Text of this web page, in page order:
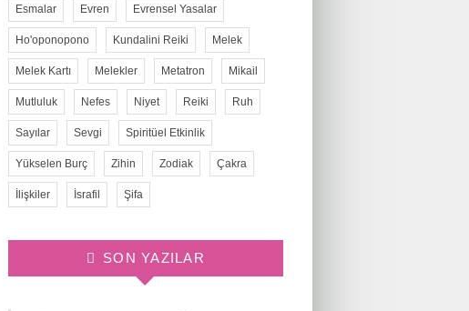
Esmalar Evren Evrensel Yasalar
Ho'oponopono Kundalini Reiki Melek
Melek Kartı Melekler Metatron Mikail
Mutluluk Nefes Niyet Reiki Ruh
Sayılar Sevgi Spiritüel Etkinlik
Yükselen Burç Zihin Zodiak Çakra
İlişkiler İsrafil Şifa
SON YAZILAR